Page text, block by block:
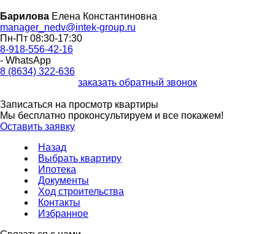
Барилова Елена Константиновна
manager_nedv@intek-group.ru
Пн-Пт 08:30-17:30
8-918-556-42-16
- WhatsApp
8 (8634) 322-636
заказать обратный звонок
Записаться на просмотр квартиры
Мы бесплатно проконсультируем и все покажем!
Оставить заявку
Назад
Выбрать квартиру
Ипотека
Документы
Ход строительства
Контакты
Избранное